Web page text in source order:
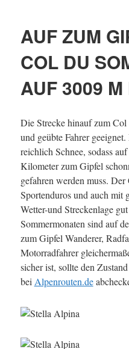
AUF ZUM
COL DU
AUF 3009 M
Die Strecke hinauf zum
und geübte Fahrer
reichlich Schnee, sodass
Kilometer zum Gipfel
gefahren werden muss.
Sportenduros und auch mit
Wetter-und Streckenlage
Sommermonaten sind auf
zum Gipfel Wanderer,
Motorradfahrer
sicher ist, sollte den
bei Alpenrouten.de